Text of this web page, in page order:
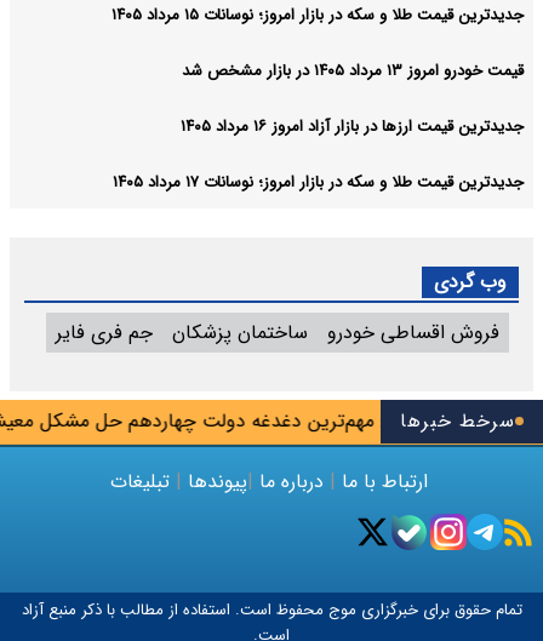
سرخط خبرها
پزشکیان: مهم‌ترین دغدغه دولت چهاردهم حل مشکل
جدیدترین قیمت طلا و سکه در بازار امروز؛ نوسانات ۱۵ مرداد ۱۴۰۵
قیمت خودرو امروز ۱۳ مرداد ۱۴۰۵ در بازار مشخص شد
جدیدترین قیمت ارزها در بازار آزاد امروز ۱۶ مرداد ۱۴۰۵
جدیدترین قیمت طلا و سکه در بازار امروز؛ نوسانات ۱۷ مرداد ۱۴۰۵
وب گردی
فروش اقساطی خودرو
ساختمان پزشکان جم فری فایر
ارتباط با ما | درباره ما |پیوندها | تبلیغات
تمام حقوق برای خبرگزاری موج محفوظ است. استفاده از مطالب با ذکر منبع آزاد
است.